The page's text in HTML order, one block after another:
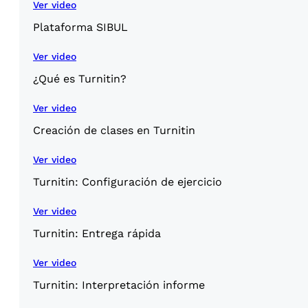
Ver video
Plataforma SIBUL
Ver video
¿Qué es Turnitin?
Ver video
Creación de clases en Turnitin
Ver video
Turnitin: Configuración de ejercicio
Ver video
Turnitin: Entrega rápida
Ver video
Turnitin: Interpretación informe